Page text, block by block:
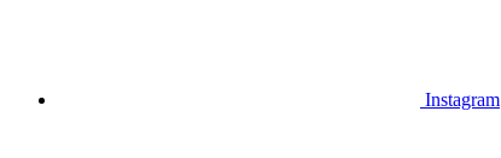
Instagram